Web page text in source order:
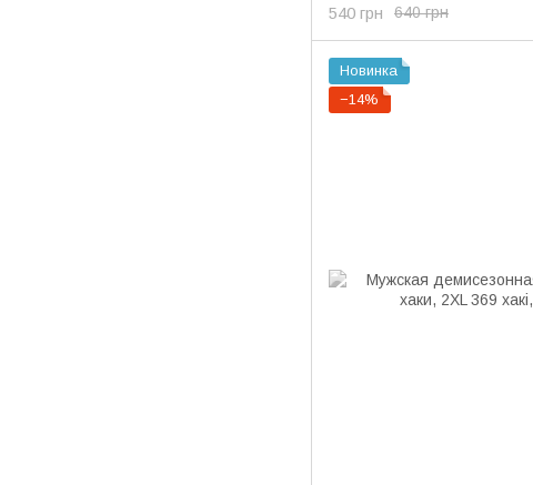
640 грн
540 грн
Новинка
−14%